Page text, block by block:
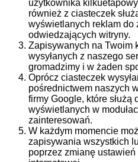
użytkownika
również z ciasteczek
wyświetlanych reklam do
odwiedzających witryny.
Zapisywanych na Twoim
wysyłanych z naszego
gromadzimy i w żaden
Oprócz ciasteczek
pośrednictwem naszych
firmy Google, które służą
wyświetlanych w
zainteresowań.
W każdym momencie
zapisywania wszystkich
poprzez zmianę